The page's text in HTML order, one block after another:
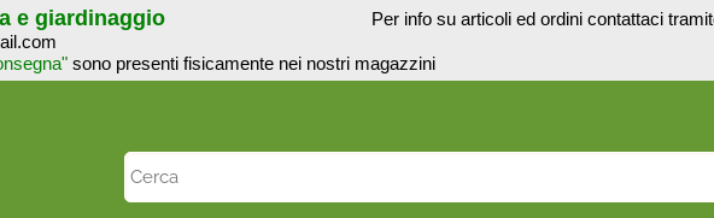
e giardinaggio Per info su articoli ed ordini contattaci
sono presenti fisicamente nei